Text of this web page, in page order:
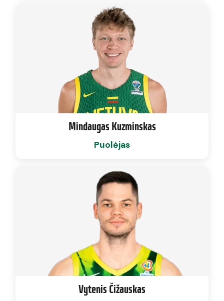
Mindaugas Kuzminskas
Puolėjas
Vytenis Čižauskas